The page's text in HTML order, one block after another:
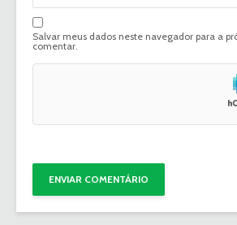
Salvar meus dados neste navegador para a
comentar.